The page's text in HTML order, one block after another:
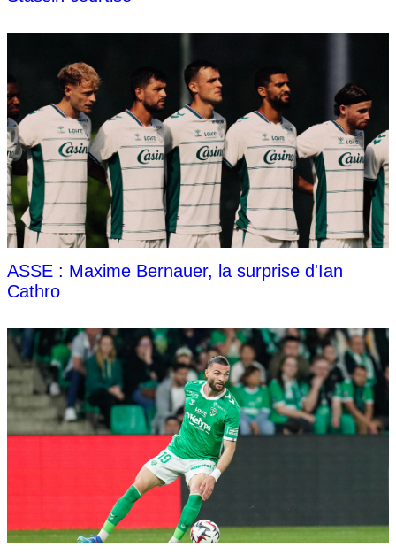
ASSE : Maxime Bernauer, la surprise d'Ian
Cathro